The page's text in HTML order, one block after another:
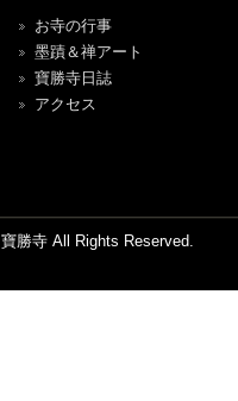
お寺の行事
墨蹟＆禅アート
寶勝寺日誌
アクセス
勝寺 All Rights Reserved.